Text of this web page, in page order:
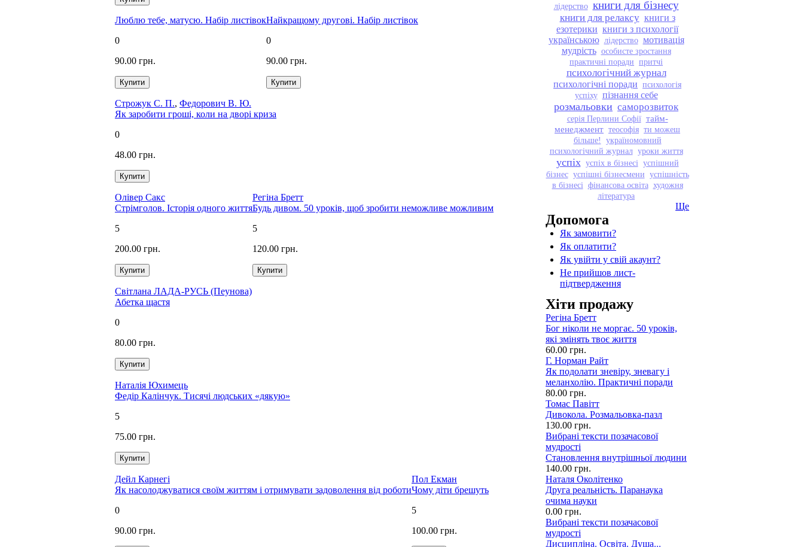
Люблю тебе, матусю. Набір листівок
0
90.00 грн.
Найкращому другові. Набір листівок
0
90.00 грн.
Строжук С. П., Федорович В. Ю.
Як заробити гроші, коли на дворі криза
0
48.00 грн.
Олівер Сакс
Стрімголов. Історія одного життя
5
200.00 грн.
Регіна Бретт
Будь дивом. 50 уроків, щоб зробити неможливе можливим
5
120.00 грн.
Світлана ЛАДА-РУСЬ (Пеунова)
Абетка щастя
0
80.00 грн.
Наталія Юхимець
Федір Калінчук. Тисячі людських «дякую»
5
75.00 грн.
Дейл Карнегі
Як насолоджуватися своїм життям і отримувати задоволення від роботи
0
90.00 грн.
Пол Екман
Чому діти брешуть
5
100.00 грн.
лідерство книги для бізнесу
книги для релаксу книги з
езотерики книги з психології
українською лідерство мотивація
мудрість особисте зростання
практичні поради притчі
психологічний журнал
психологічні поради психологія
успіху пізнання себе
розмальовки саморозвиток
серія Перлини Софії тайм-
менеджмент теософія ти можеш
більше!
україномовний
психологічний журнал уроки життя
успіх успіх в бізнесі успішний
бізнес успішні бізнесмени успішність
в бізнесі фінансова освіта художня
література
Ще
Допомога
Як замовити?
Як оплатити?
Як увійти у свій акаунт?
Не прийшов лист-
підтвердження
Хіти продажу
Регіна Бретт
Бог ніколи не моргає. 50 уроків,
які змінять твоє життя
60.00 грн.
Г. Норман Райт
Як подолати зневіру, зневагу і
меланхолію. Практичні поради
80.00 грн.
Томас Павітт
Дивокола. Розмальовка-пазл
130.00 грн.
Вибрані тексти позачасової
мудрості
Становлення внутрішньої людини
140.00 грн.
Наталя Околітенко
Друга реальність. Паранаука
очима науки
0.00 грн.
Вибрані тексти позачасової
мудрості
Дисципліна. Освіта. Душа...